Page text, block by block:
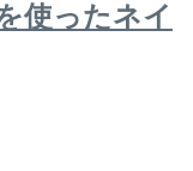
使ったネイ